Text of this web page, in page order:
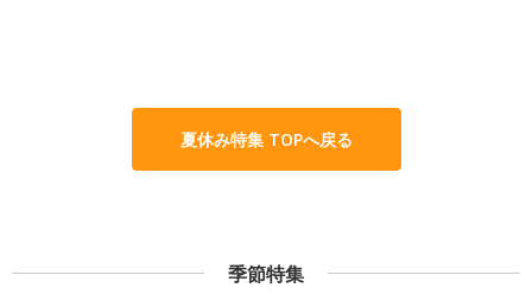
夏休み特集 TOPへ戻る
季節特集